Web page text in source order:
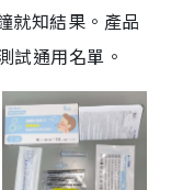
就知結果。產品
試通用名單。